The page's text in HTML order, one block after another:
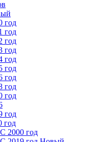
год
год
год
год
год
год
год
год
год
год
год
2000 год